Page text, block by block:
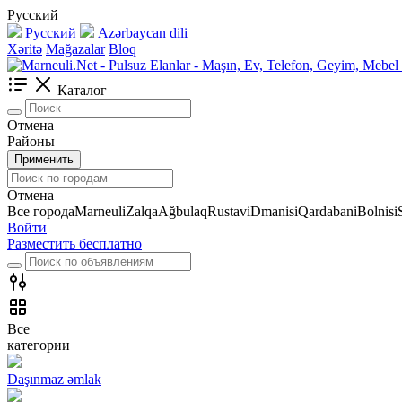
Русский
Русский
Azərbaycan dili
Xəritə Mağazalar Bloq
Каталог
Отмена
Районы
Применить
Отмена
Все городаMarneuliZalqaAğbulaqRustaviDmanisiQardabaniBolnisi
Войти
Разместить бесплатно
Все
категории
Daşınmaz əmlak